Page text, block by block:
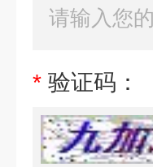
* 验证码：